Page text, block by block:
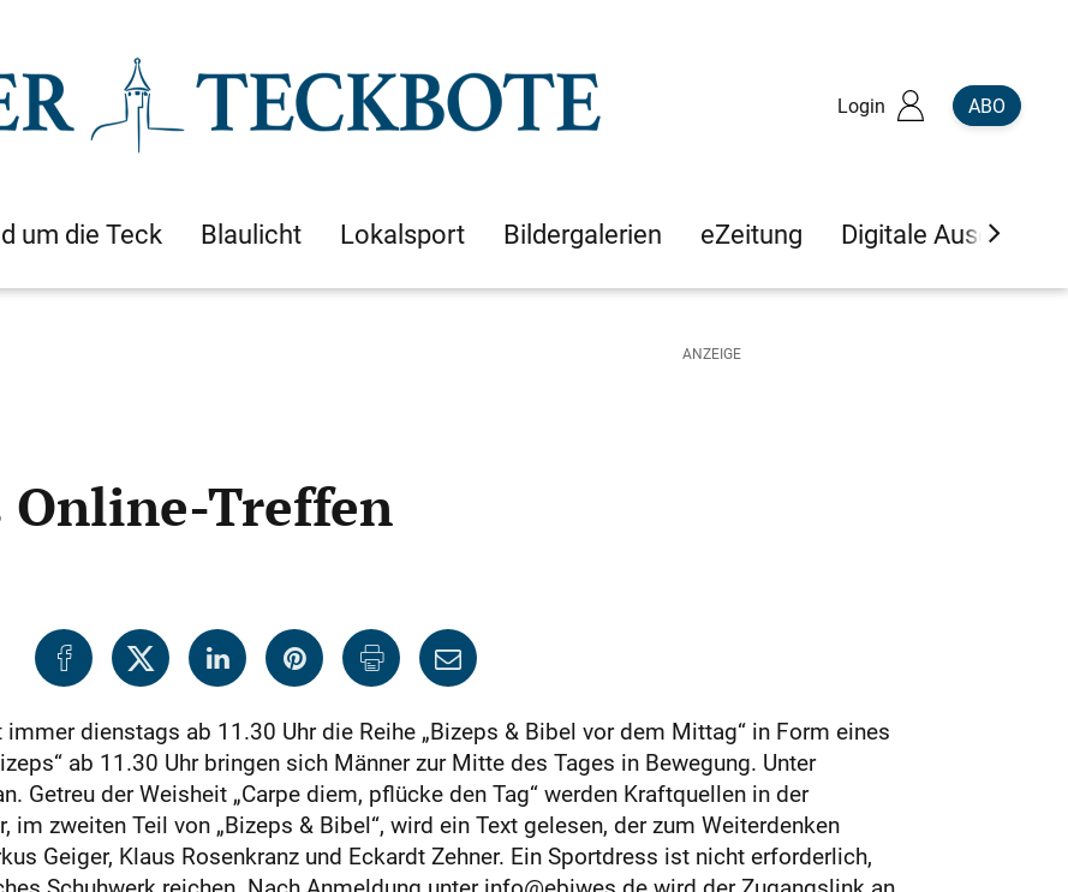
Login ABO
um die Teck Blaulicht Lokalsport Bildergalerien eZeitung Digitale Ausgaben
Online-Treffen
dienstags ab 11.30 Uhr die Reihe „Bizeps & Bibel vor dem Mittag“ in Form eines
ab 11.30 Uhr bringen sich Männer zur Mitte des Tages in Bewegung. Unter
Getreu der Weisheit „Carpe diem, pflücke den Tag“ werden Kraftquellen in der
zweiten Teil von „Bizeps & Bibel“, wird ein Text gelesen, der zum Weiterdenken
Geiger, Klaus Rosenkranz und Eckardt Zehner. Ein Sportdress ist nicht erforderlich,